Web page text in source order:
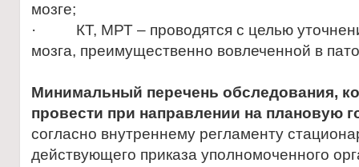
мозге;
· КТ, МРТ – проводятся с целью
мозга, преимущественно вовлеченной в
Минимальный перечень обследования,
провести при направлении на плановую
согласно внутреннему регламенту
действующего приказа уполномоченного